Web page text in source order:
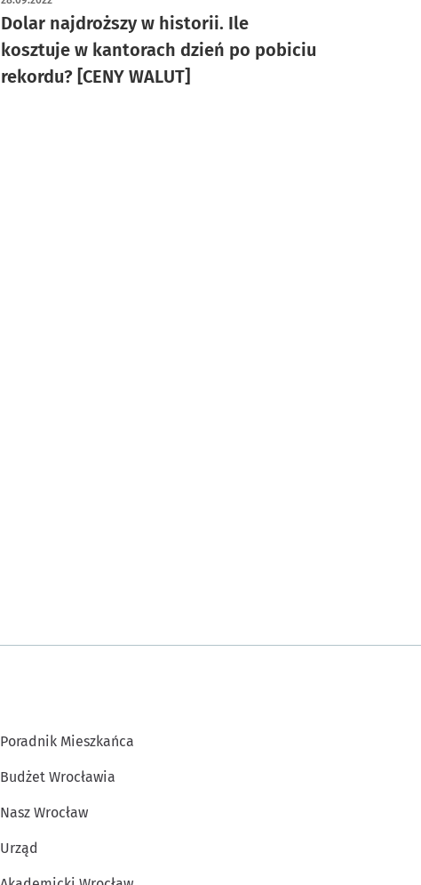
Dolar najdroższy w historii. Ile
kosztuje w kantorach dzień po pobiciu
rekordu? [CENY WALUT]
Poradnik Mieszkańca
Budżet Wrocławia
Nasz Wrocław
Urząd